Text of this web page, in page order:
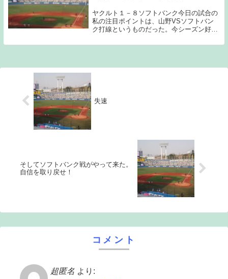
ヤクルト１－８ソフトバンク今日の試合の
私の注目ポイントは、山野VSソフトバン
ク打線というものだった。今シーズン好調
見事な投球を見せてくれていた。個人的に
失速
そしてソフトバンク戦がやって来た。
自信を取り戻せ！
コメント
超匿名 より: